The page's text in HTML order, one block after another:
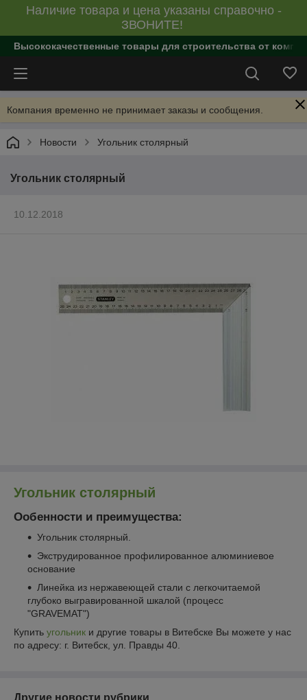
Наличие товара и цена указаны справочно -
ЗВОНИТЕ!
Высококачественные товары для строительства от
Компания временно не принимает заказы и сообщения.
Новости Угольник столярный
Угольник столярный
10.12.2018
Угольник столярный
Ообенности и преимущества:
Угольник столярный.
Экструдированное профилированное алюминиевое
основание
Линейка из нержавеющей стали с легкочитаемой
глубоко выгравированной шкалой (процесс
"GRAVEMAT")
Купить угольник и другие товары в Витебске Вы можете у нас
по адресу: г. Витебск, ул. Правды 40.